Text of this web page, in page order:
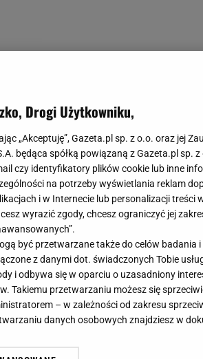
nową sylwetką.
Drogi Użytkowniku,
„Akceptuję”, Gazeta.pl sp. z o.o. oraz jej
będąca spółką powiązaną z Gazeta.pl sp.
czy identyfikatory plików cookie lub inne
na potrzeby wyświetlania reklam
i w Internecie lub personalizacji treści
wyrazić zgody, chcesz ograniczyć jej
być przetwarzane także do celów
z danymi dot. świadczonych Tobie
i odbywa się w oparciu o uzasadniony
Takiemu przetwarzaniu możesz się
– w zależności od zakresu
danych osobowych znajdziesz w